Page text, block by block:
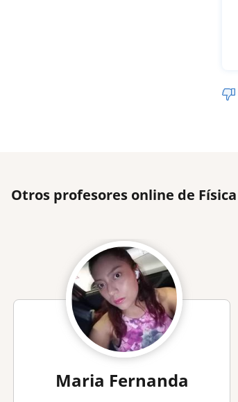
Otros profesores online de
Maria Fernanda